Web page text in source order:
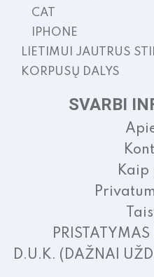
CAT
IPHONE
LIETIMUI JAUTRUS
KORPUSŲ DALYS
SVARBI
Kaip
D.U.K. (DAŽNAI